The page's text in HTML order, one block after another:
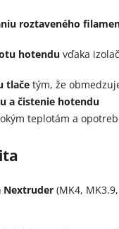
roztaveného
hotendu vďaka
tlače tým, že
a čistenie hotendu
teplotám a
Nextruder (MK4, MK3.9,